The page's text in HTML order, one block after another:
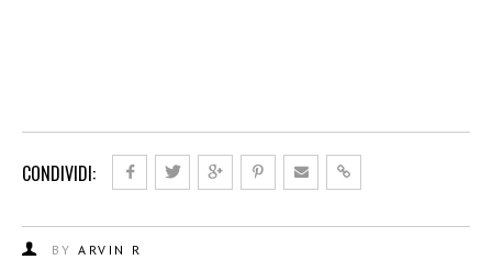
CONDIVIDI:
BY ARVIN R